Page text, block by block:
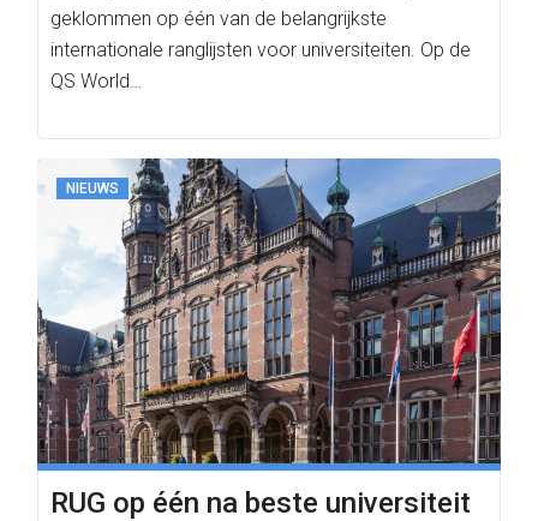
geklommen op één van de belangrijkste
internationale ranglijsten voor universiteiten. Op de
QS World…
NIEUWS
RUG op één na beste universiteit